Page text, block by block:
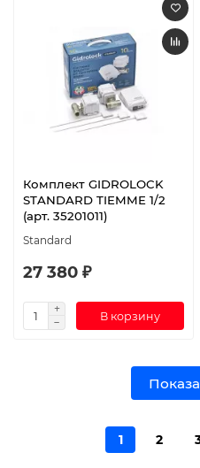
Комплект GIDROLOCK
STANDARD TIEMME 1/2
(арт. 35201011)
Standard
27 380 ₽
В корзину
1 2